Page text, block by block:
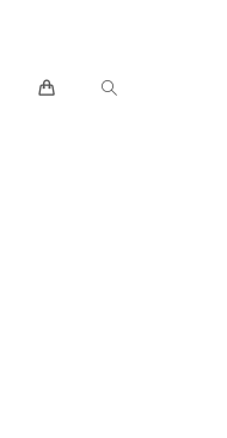
Toggle